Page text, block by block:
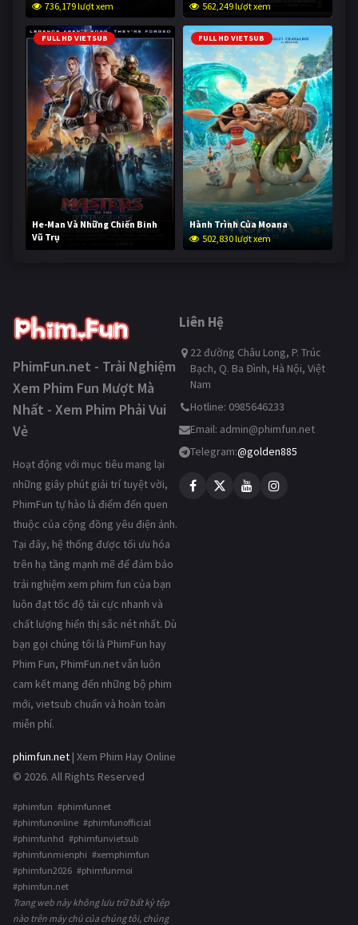
736,179 lượt xem 562,249 lượt xem
FULL HD VIETSUB
He-Man Và Những Chiến Binh
Vũ Trụ
252,772 lượt xem
FULL HD VIETSUB
Hành Trình Của Moana
502,830 lượt xem
PhimFun.net - Trải Nghiệm
Xem Phim Fun Mượt Mà
Nhất - Xem Phim Phải Vui
Vẻ
Hoạt động với mục tiêu mang lại
những giây phút giải trí tuyệt vời,
PhimFun tự hào là điểm đến quen
thuộc của cộng đồng yêu điện ảnh.
Tại đây, hệ thống được tối ưu hóa
trên hạ tầng mạnh mẽ để đảm bảo
trải nghiệm xem phim fun của bạn
luôn đạt tốc độ tải cực nhanh và
chất lượng hiển thị sắc nét nhất. Dù
bạn gọi chúng tôi là PhimFun hay
Phim Fun, PhimFun.net vẫn luôn
cam kết mang đến những bộ phim
mới, vietsub chuẩn và hoàn toàn
miễn phí.
phimfun.net | Xem Phim Hay Online
© 2026. All Rights Reserved
#phimfun #phimfunnet
#phimfunonline #phimfunofficial
#phimfunhd #phimfunvietsub
#phimfunmienphi #xemphimfun
#phimfun2026 #phimfunmoi
#phimfun.net
Trang web này không lưu trữ bất kỳ tệp
nào trên máy chủ của chúng tôi, chúng
Liên Hệ
22 đường Châu Long, P. Trúc
Bạch, Q. Ba Đình, Hà Nội, Việt
Nam
Hotline: 0985646233
Email: admin@phimfun.net
Telegram:@golden885